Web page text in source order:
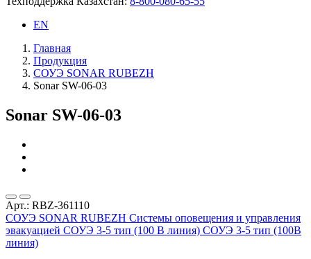
EN
Главная
Продукция
СОУЭ SONAR RUBEZH
Sonar SW-06-03
Sonar SW-06-03
Арт.: RBZ-361110
СОУЭ SONAR RUBEZH Системы оповещения и управления
эвакуацией СОУЭ 3-5 тип (100 В линия) СОУЭ 3-5 тип (100В
линия)